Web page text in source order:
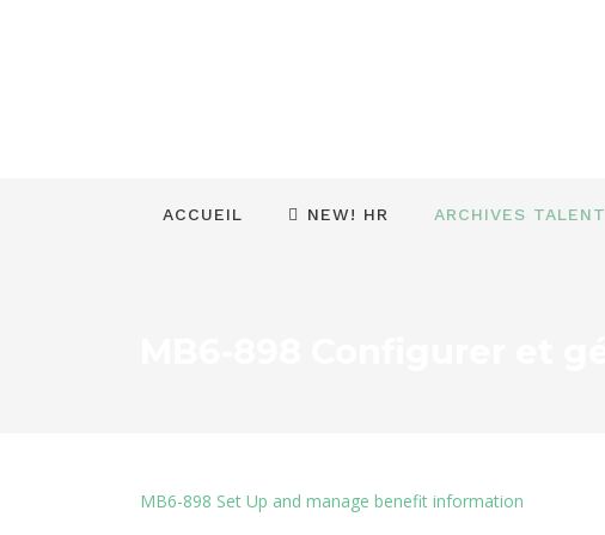
ACCUEIL NEW! HR ARCHIVES TALENT
MB6-898 Set Up and manage benefit information